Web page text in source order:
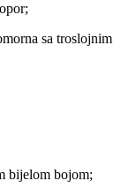
sa troslojnim
bijelom bojom;